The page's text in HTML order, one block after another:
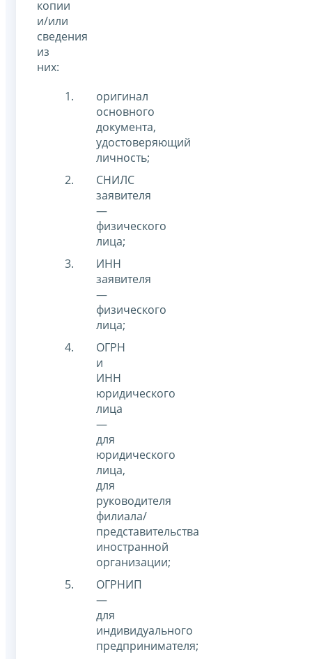
копии
и/или
сведения
из
них:
оригинал
основного
документа,
удостоверяющий
личность;
СНИЛС
заявителя
—
физического
лица;
ИНН
заявителя
—
физического
лица;
ОГРН
и
ИНН
юридического
лица
—
для
юридического
лица,
для
руководителя
филиала/
представительства
иностранной
организации;
ОГРНИП
—
для
индивидуального
предпринимателя;